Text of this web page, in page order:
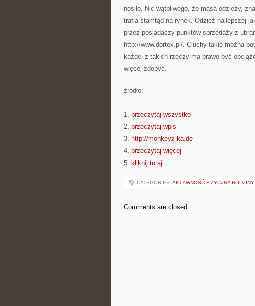
nosiło. Nic wątpliwego, że masa odzieży,
trafia stamtąd na rynek. Odzież najlepszej
przez posiadaczy punktów sprzedaży z
http://www.dortex.pl/. Ciuchy takie można
każdej z takich rzeczy ma prawo być
więcej zdobyć.
źródło:
———————————
1. przeczytaj wszystko
2. przeczytaj wpis
3. http://monkeyz-ka.de
4. przeczytaj więcej
5. kliknij tutaj
CATEGORIES: AKTYWNOŚĆ FIZYCZNA RODZINY
Comments are closed.